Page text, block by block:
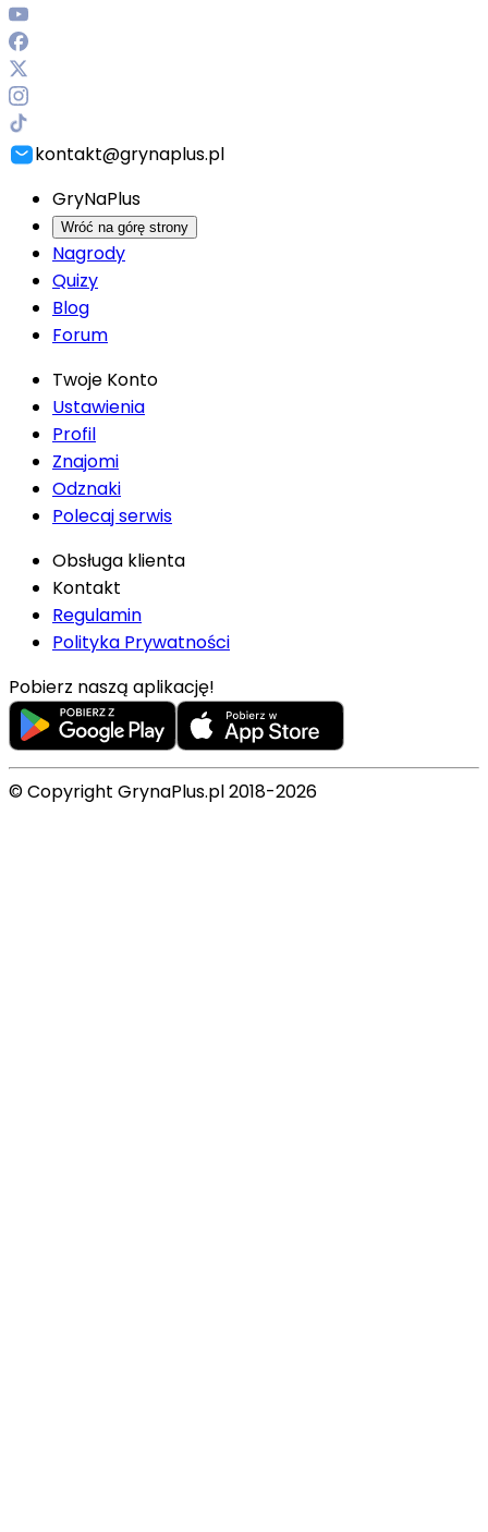
kontakt@grynaplus.pl
GryNaPlus
Wróć na górę strony
Nagrody
Quizy
Blog
Forum
Twoje Konto
Ustawienia
Profil
Znajomi
Odznaki
Polecaj serwis
Obsługa klienta
Kontakt
Regulamin
Polityka Prywatności
Pobierz naszą aplikację!
© Copyright GrynaPlus.pl 2018-2026